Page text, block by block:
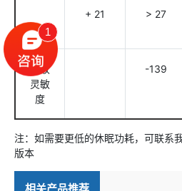
+ 21 > 27
接收
灵敏
度
-139
注：如需要更低的休眠功耗，可联系
版本
1